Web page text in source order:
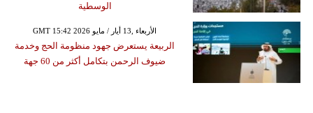
الوسطية
GMT 15:42 2026 الأربعاء ,13 أيار / مايو
الربيعة يستعرض جهود منظومة الحج وخدمة
ضيوف الرحمن بتكامل أكثر من 60 جهة